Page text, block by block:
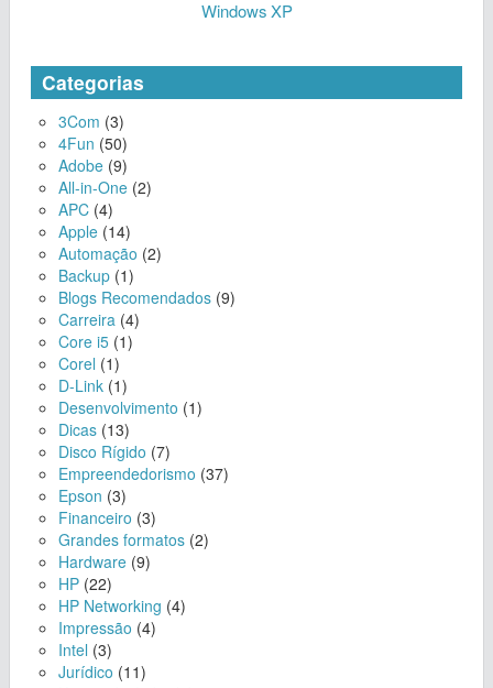
Windows XP
Categorias
3Com (3)
4Fun (50)
Adobe (9)
All-in-One (2)
APC (4)
Apple (14)
Automação (2)
Backup (1)
Blogs Recomendados (9)
Carreira (4)
Core i5 (1)
Corel (1)
D-Link (1)
Desenvolvimento (1)
Dicas (13)
Disco Rígido (7)
Empreendedorismo (37)
Epson (3)
Financeiro (3)
Grandes formatos (2)
Hardware (9)
HP (22)
HP Networking (4)
Impressão (4)
Intel (3)
Jurídico (11)